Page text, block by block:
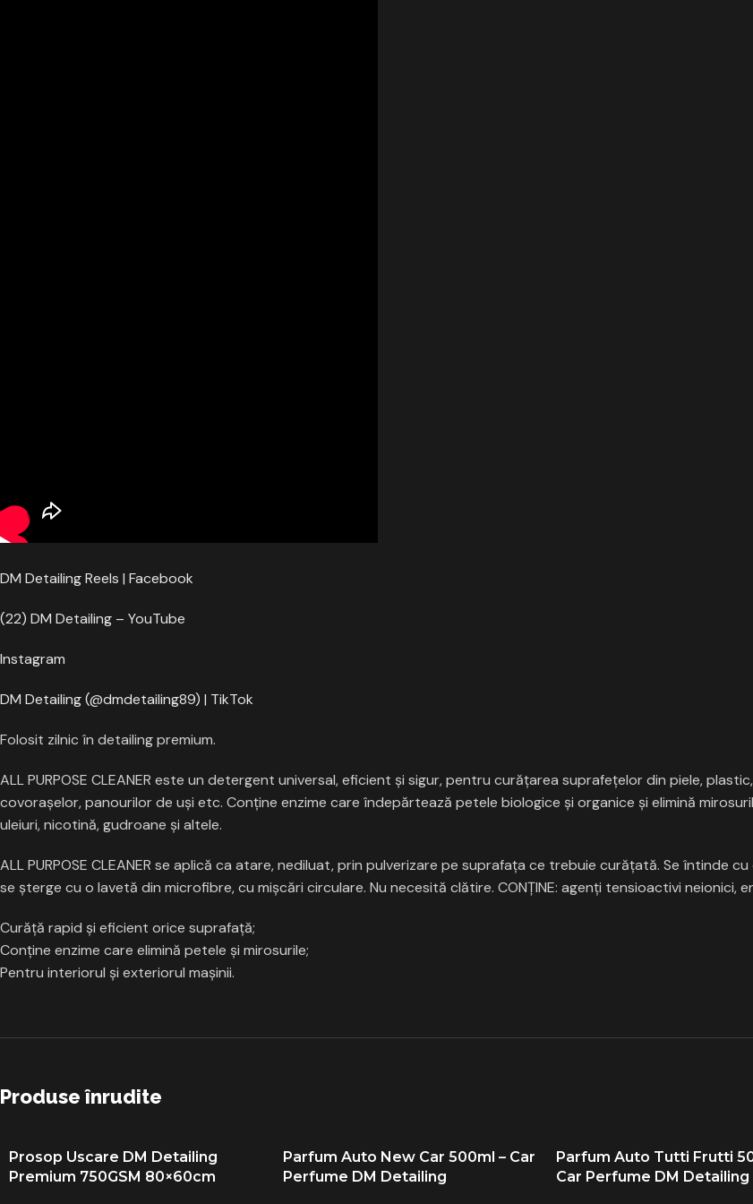
DM Detailing Reels | Facebook
(22) DM Detailing – YouTube
Instagram
DM Detailing (@dmdetailing89) | TikTok
Folosit zilnic în detailing premium.
ALL PURPOSE CLEANER este un detergent universal, eficient şi sigur, pentru curățarea suprafețelor din piele,
covoraşelor, panourilor de uşi etc. Conţine enzime care îndepărtează petele biologice și organice și elimină
uleiuri, nicotină, gudroane şi altele.
ALL PURPOSE CLEANER se aplică ca atare, nediluat, prin pulverizare pe suprafața ce trebuie curățată. Se întinde
se şterge cu o lavetă din microfibre, cu mişcări circulare. Nu necesită clătire. CONŢINE: agenţi tensioactivi neionici,
Curăţă rapid şi eficient orice suprafaţă;
Conţine enzime care elimină petele şi mirosurile;
Pentru interiorul şi exteriorul maşinii.
Produse înrudite
Prosop Uscare DM Detailing
Premium 750GSM 80×60cm
Parfum Auto New Car 500ml – Car
Perfume DM Detailing
Parfum Auto Tutti Frutti
Car Perfume DM Detailing